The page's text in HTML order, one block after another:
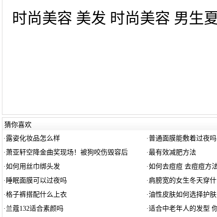
时尚美容 美发 时尚美容 男生
猜你喜欢
· 露姿化妆品怎么样 ·普通面膜能敷着过夜吗
·萧亚轩空降金曲奖现场！被狗咬伤毁容后 ·最有效减肥方法
·如何用丝巾绑头发 ·如何去痘痘 去痘痘方
· 睡眠面膜可以过夜吗 · 肩膀宽的女生冬天穿
·格子裤搭配什么上衣 ·油性皮肤如何选择护
· 兰蔻132适合素颜吗 ·适合中老年人的发型